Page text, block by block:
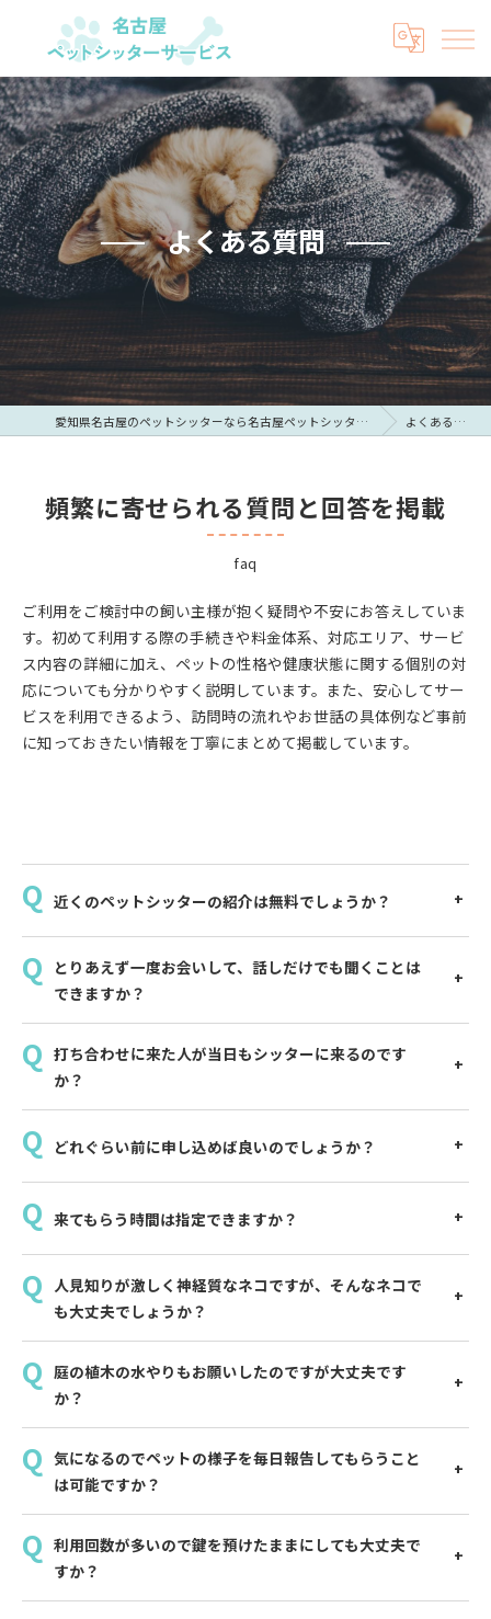
よくある質問
愛知県名古屋のペットシッターなら名古屋ペットシッターサービス よくある質問
頻繁に寄せられる質問と回答を掲載
faq
ご利用をご検討中の飼い主様が抱く疑問や不安にお答えしていま
す。初めて利用する際の手続きや料金体系、対応エリア、サービ
ス内容の詳細に加え、ペットの性格や健康状態に関する個別の対
応についても分かりやすく説明しています。また、安心してサー
ビスを利用できるよう、訪問時の流れやお世話の具体例など事前
に知っておきたい情報を丁寧にまとめて掲載しています。
近くのペットシッターの紹介は無料でしょうか？
とりあえず一度お会いして、話しだけでも聞くことは
できますか？
打ち合わせに来た人が当日もシッターに来るのです
か？
どれぐらい前に申し込めば良いのでしょうか？
来てもらう時間は指定できますか？
人見知りが激しく神経質なネコですが、そんなネコで
も大丈夫でしょうか？
庭の植木の水やりもお願いしたのですが大丈夫です
か？
気になるのでペットの様子を毎日報告してもらうこと
は可能ですか？
利用回数が多いので鍵を預けたままにしても大丈夫で
すか？